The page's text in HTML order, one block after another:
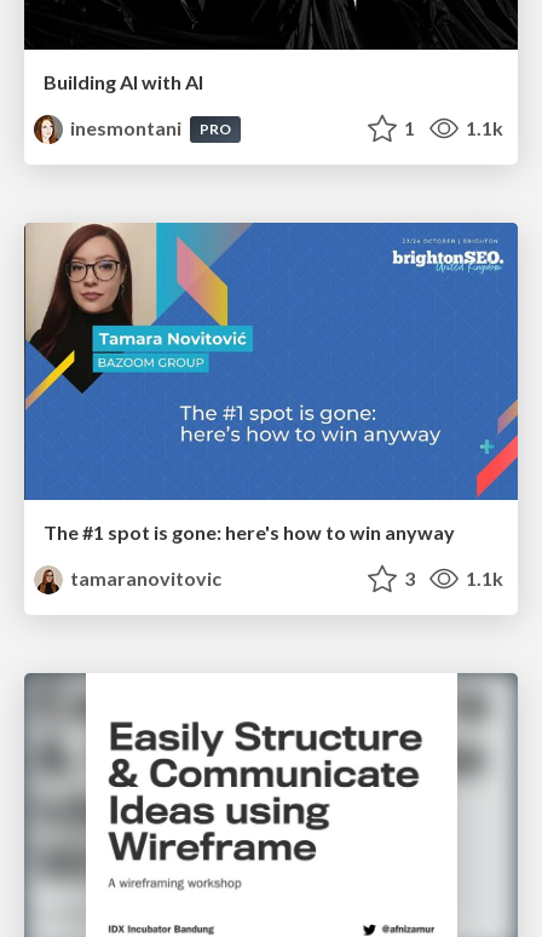
Building AI with AI
inesmontani
PRO 1 1.1k
The #1 spot is gone: here's how to win anyway
tamaranovitovic
3 1.1k